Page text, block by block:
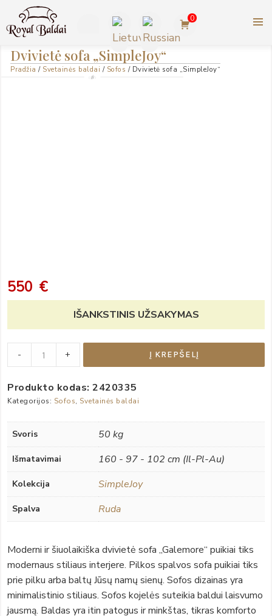
Pereiti
prie
turinio
ROYAL BALDAI |
AMERIKIETIŠKI ASHLEY
+370
623
0
Dvivietė sofa „SimpleJoy“
Pradžia / Svetainės baldai / Sofos / Dvivietė sofa „SimpleJoy“
550 €
IŠANKSTINIS UŽSAKYMAS
quantity
- + Į KREPŠELĮ
Produkto kodas: 2420335
Kategorijos: Sofos, Svetainės baldai
Svoris 50 kg
Išmatavimai 160 - 97 - 102 cm (Il-Pl-Au)
Kolekcija SimpleJoy
Spalva Ruda
Moderni ir šiuolaikiška dvivietė sofa „Galemore“ puikiai tiks
modernaus stiliaus interjere. Pilkos spalvos sofa puikiai tiks
prie pilku arba baltų Jūsų namų sienų. Sofos dizainas yra
minimalistinio stiliaus. Sofos kojelės suteikia baldui laisvumo
jausmą. Baldas yra itin patogus ir minkštas, tikras komforto